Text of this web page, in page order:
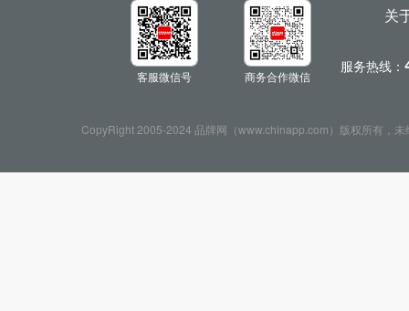
客服微信号 商务合作微信
关
服务热线：
CopyRight 2005-2024 品牌网（www.chinapp.com）版权所有，